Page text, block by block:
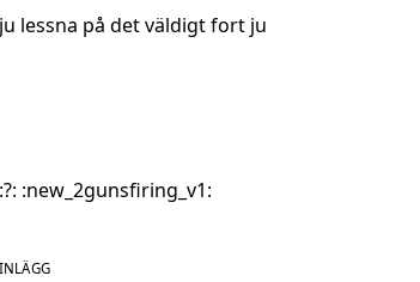
lessna på det väldigt fort ju
:new_2gunsfiring_v1: